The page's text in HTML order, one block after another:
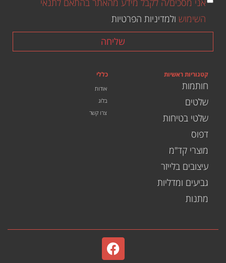
השימוש ולמדיניות הפרטיות
שליחה
קטגוריות ראשיות
חותמות
שלטים
שלטי בטיחות
דפוס
מוצרי קד"מ
עיצובים בלייזר
גביעים ומדליות
מתנות
כללי
אודות
בלוג
צרו קשר